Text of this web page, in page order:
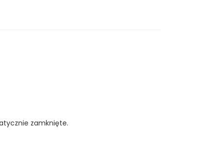
zamknięte.